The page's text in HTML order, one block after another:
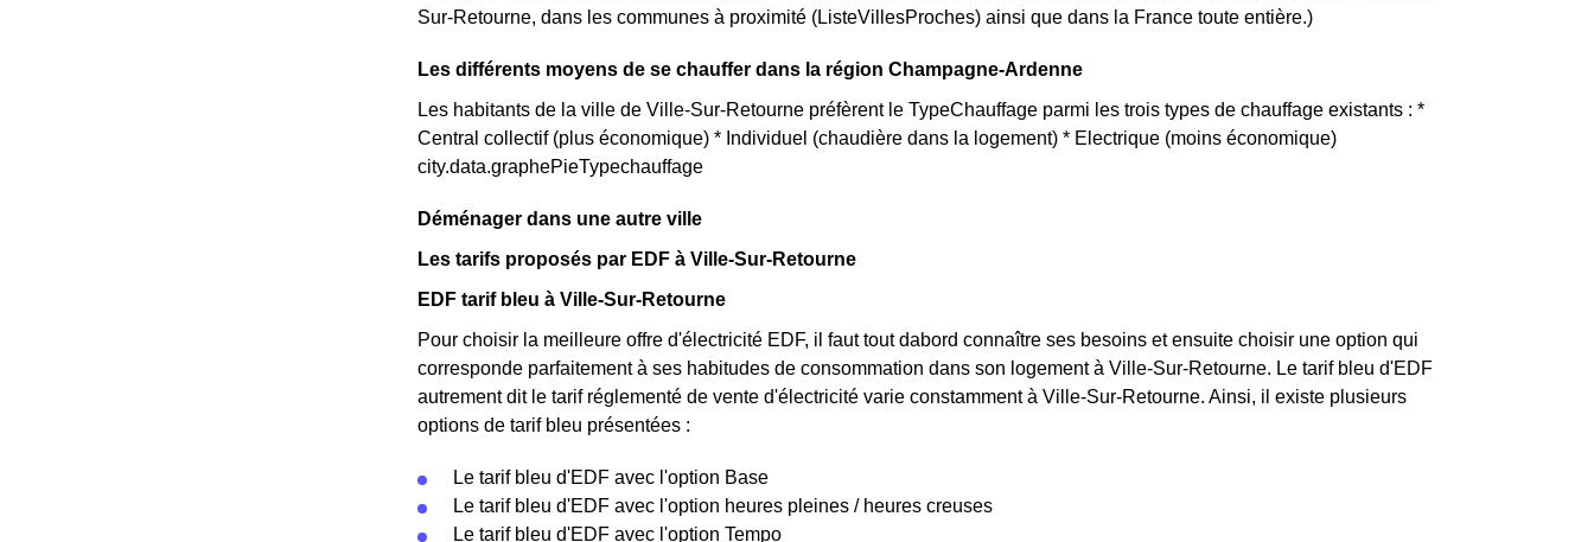
Sur-Retourne, dans les communes à proximité (ListeVillesProches) ainsi que dans la France toute entière.)
Les différents moyens de se chauffer dans la région Champagne-Ardenne
Les habitants de la ville de Ville-Sur-Retourne préfèrent le TypeChauffage parmi les trois types de chauffage existants : *
Central collectif (plus économique) * Individuel (chaudière dans la logement) * Electrique (moins économique)
city.data.graphePieTypechauffage
Déménager dans une autre ville
Les tarifs proposés par EDF à Ville-Sur-Retourne
EDF tarif bleu à Ville-Sur-Retourne
Pour choisir la meilleure offre d'électricité EDF, il faut tout dabord connaître ses besoins et ensuite choisir une option qui
corresponde parfaitement à ses habitudes de consommation dans son logement à Ville-Sur-Retourne. Le tarif bleu d'EDF
autrement dit le tarif réglementé de vente d'électricité varie constamment à Ville-Sur-Retourne. Ainsi, il existe plusieurs
options de tarif bleu présentées :
Le tarif bleu d'EDF avec l'option Base
Le tarif bleu d'EDF avec l'option heures pleines / heures creuses
Le tarif bleu d'EDF avec l'option Tempo